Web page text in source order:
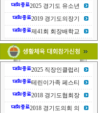
2025 경기도 유소년
2019 경기도의장기
제41회 회장배학교
2025 직장인클럽리
테린이가족 페스티
2018 경기도협회장
2018 경기도의회 의